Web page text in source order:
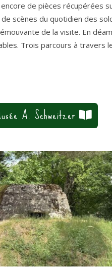
de pièces récupérées
scènes du quotidien des
de la visite. En
Trois parcours à
A. Schweitzer